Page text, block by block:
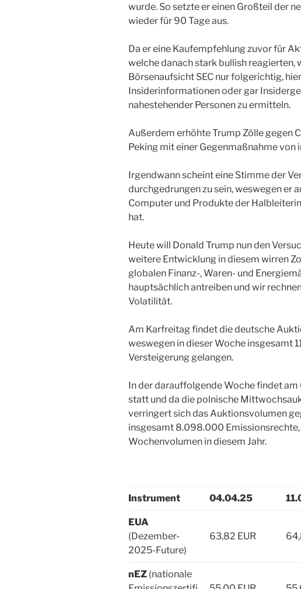
wurde. So setzte er einen Großteil der
wieder für 90 Tage aus.
Da er eine Kaufempfehlung zuvor für
welche danach stark bullish reagierten,
Börsenaufsicht SEC nur folgerichtig,
Insiderinformationen oder gar
nahestehender Personen zu ermitteln.
Außerdem erhöhte Trump Zölle gegen
Peking mit einer Gegenmaßnahme von
Irgendwann scheint eine Stimme der
durchgedrungen zu sein, weswegen er
Computer und Produkte der
hat.
Heute will Donald Trump nun den
weitere Entwicklung in diesem wirren
globalen Finanz-, Waren- und
hauptsächlich antreiben und wir
Volatilität.
Am Karfreitag findet die deutsche
weswegen in dieser Woche insgesamt
Versteigerung gelangen.
In der darauffolgende Woche findet
statt und da die polnische
verringert sich das Auktionsvolumen
insgesamt 8.098.000
Wochenvolumen in diesem Jahr.
Instrument 04.04.25
EUA
(Dezember-
2025-Future)
63,82 EUR
nEZ (nationale